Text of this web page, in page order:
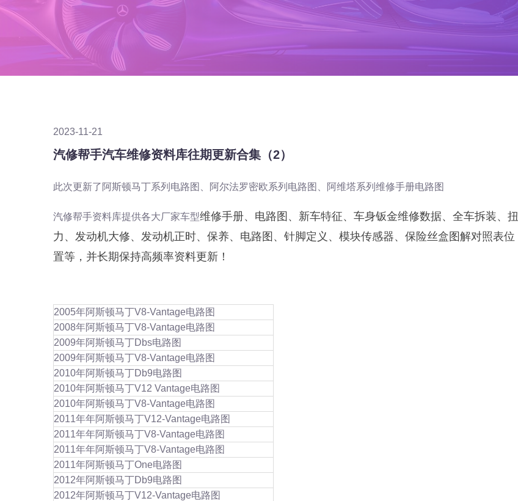
2023-11-21
汽修帮手汽车维修资料库往期更新合集（2）
此次更新了阿斯顿马丁系列电路图、阿尔法罗密欧系列电路图、阿维塔系列维修手册电路图
汽修帮手资料库提供各大厂家车型维修手册、电路图、新车特征、车身钣金维修数据、全车拆装、扭
力、发动机大修、发动机正时、保养、电路图、针脚定义、模块传感器、保险丝盒图解对照表位
置等，并长期保持高频率资料更新！
2005年阿斯顿马丁V8-Vantage电路图
2008年阿斯顿马丁V8-Vantage电路图
2009年阿斯顿马丁Dbs电路图
2009年阿斯顿马丁V8-Vantage电路图
2010年阿斯顿马丁Db9电路图
2010年阿斯顿马丁V12 Vantage电路图
2010年阿斯顿马丁V8-Vantage电路图
2011年年阿斯顿马丁V12-Vantage电路图
2011年年阿斯顿马丁V8-Vantage电路图
2011年年阿斯顿马丁V8-Vantage电路图
2011年阿斯顿马丁One电路图
2012年阿斯顿马丁Db9电路图
2012年阿斯顿马丁V12-Vantage电路图